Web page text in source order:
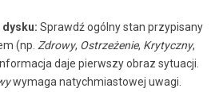
dysku: Sprawdź ogólny stan przypisany
(np. Zdrowy, Ostrzeżenie, Krytyczny,
daje pierwszy obraz sytuacji.
wymaga natychmiastowej uwagi.